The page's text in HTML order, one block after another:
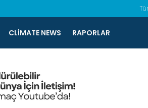
CLIMATE NEWS RAPORLAR